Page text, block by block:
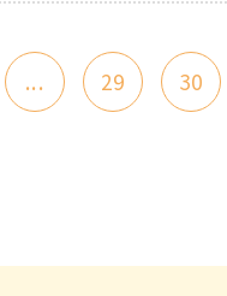
... 29 30